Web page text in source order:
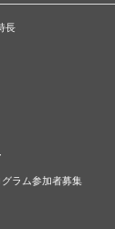
長
ラム参加者募集